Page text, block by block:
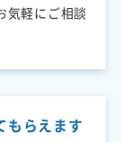
気軽にご相談
もらえます